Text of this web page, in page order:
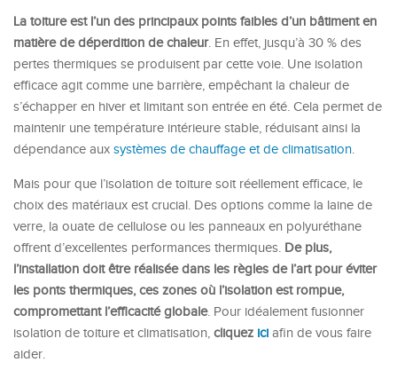
La toiture est l’un des principaux points faibles d’un bâtiment en
matière de déperdition de chaleur. En effet, jusqu’à 30 % des
pertes thermiques se produisent par cette voie. Une isolation
efficace agit comme une barrière, empêchant la chaleur de
s’échapper en hiver et limitant son entrée en été. Cela permet de
maintenir une température intérieure stable, réduisant ainsi la
dépendance aux systèmes de chauffage et de climatisation.
Mais pour que l’isolation de toiture soit réellement efficace, le
choix des matériaux est crucial. Des options comme la laine de
verre, la ouate de cellulose ou les panneaux en polyuréthane
offrent d’excellentes performances thermiques. De plus,
l’installation doit être réalisée dans les règles de l’art pour éviter
les ponts thermiques, ces zones où l’isolation est rompue,
compromettant l’efficacité globale. Pour idéalement fusionner
isolation de toiture et climatisation, cliquez ici afin de vous faire
aider.